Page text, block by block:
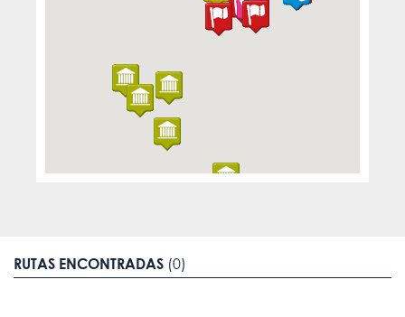
RUTAS ENCONTRADAS (0)